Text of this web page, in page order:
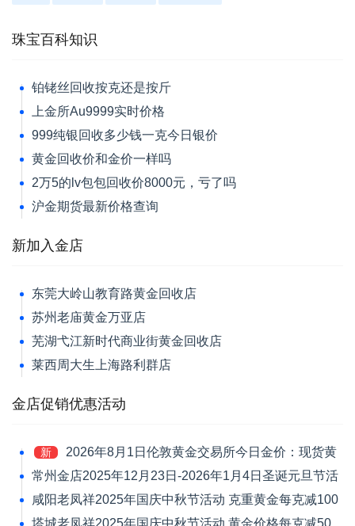
珠宝百科知识
铂铑丝回收按克还是按斤
上金所Au9999实时价格
999纯银回收多少钱一克今日银价
黄金回收价和金价一样吗
2万5的lv包包回收价8000元，亏了吗
沪金期货最新价格查询
新加入金店
东莞大岭山教育路黄金回收店
苏州老庙黄金万亚店
芜湖弋江新时代商业街黄金回收店
莱西周大生上海路利群店
金店促销优惠活动
新
2026年8月1日伦敦黄金交易所今日金价：现货黄
金跌1.39%报4046.42美元/盎司
常州金店2025年12月23日-2026年1月4日圣诞元旦节活
动 黄金价格每克减120元
咸阳老凤祥2025年国庆中秋节活动 克重黄金每克减100
元
塔城老凤祥2025年国庆中秋节活动 黄金价格每克减50